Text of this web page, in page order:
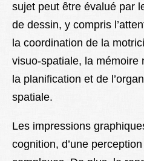
sujet peut être évalué par
de dessin, y compris
la coordination de la
visuo-spatiale, la mémoire
la planification et de
spatiale.
Les impressions
cognition, d’une